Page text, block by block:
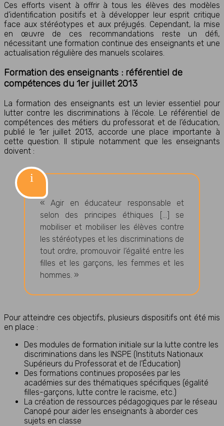
Ces efforts visent à offrir à tous les élèves des modèles
d’identification positifs et à développer leur esprit critique
face aux stéréotypes et aux préjugés. Cependant, la mise
en œuvre de ces recommandations reste un défi,
nécessitant une formation continue des enseignants et une
actualisation régulière des manuels scolaires.
Formation des enseignants : référentiel de
compétences du 1er juillet 2013
La formation des enseignants est un levier essentiel pour
lutter contre les discriminations à l’école. Le référentiel de
compétences des métiers du professorat et de l’éducation,
publié le 1er juillet 2013, accorde une place importante à
cette question. Il stipule notamment que les enseignants
doivent :
« Agir en éducateur responsable et
selon des principes éthiques […] se
mobiliser et mobiliser les élèves contre
les stéréotypes et les discriminations de
tout ordre, promouvoir l’égalité entre les
filles et les garçons, les femmes et les
hommes. »
Pour atteindre ces objectifs, plusieurs dispositifs ont été mis
en place :
Des modules de formation initiale sur la lutte contre les
discriminations dans les INSPE (Instituts Nationaux
Supérieurs du Professorat et de l’Éducation)
Des formations continues proposées par les
académies sur des thématiques spécifiques (égalité
filles-garçons, lutte contre le racisme, etc.)
La création de ressources pédagogiques par le réseau
Canopé pour aider les enseignants à aborder ces
sujets en classe